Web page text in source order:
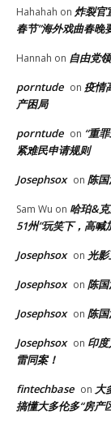
Hahahah on 炸裂官
春节”海外戏曲春晚
Hannah on 自由党
porntude on 疫情
产困局
porntude on “重
紧难民申请规则
Josephsox on 陈
Sam Wu on 哈珀&
51州”玩笑下，高喊
Josephsox on 光
Josephsox on 陈
Josephsox on 陈
Josephsox on 印
雷同案！
fintechbase on 大
搞懂大多伦多“房产